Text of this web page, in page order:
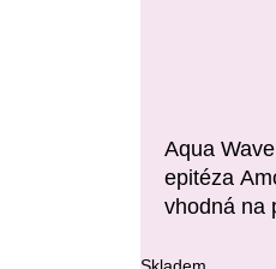
Aqua
epitéza
vhodná na